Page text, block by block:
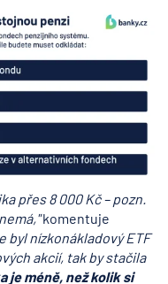
přes 8 000 Kč – pozn.
komentuje
byl nízkonákladový ETF
akcií, tak by stačila
je méně, než kolik si